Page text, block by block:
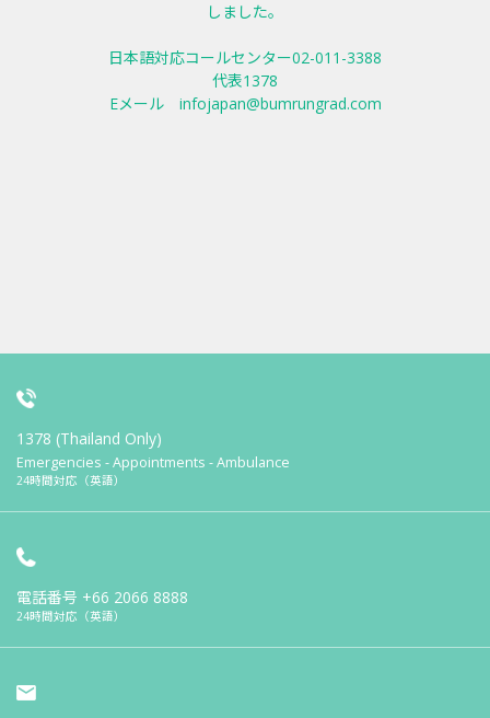
しました。
日本語対応コールセンター02-011-3388
代表1378
Eメール infojapan@bumrungrad.com
1378 (Thailand Only)
Emergencies - Appointments - Ambulance
24時間対応（英語）
電話番号 +66 2066 8888
24時間対応（英語）